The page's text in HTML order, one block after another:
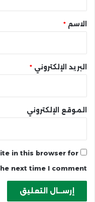
* الاسم *
البريد الإلكتروني *
الموقع الإلكتروني
in this browser for
next time I comment.